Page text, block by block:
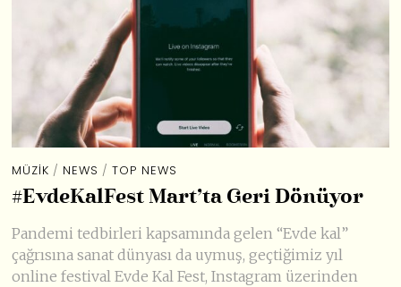
MÜZIK / NEWS / TOP NEWS
#EvdeKalFest Mart’ta Geri Dönüyor
Pandemi tedbirleri kapsamında gelen “Evde kal”
çağrısına sanat dünyası da uymuş, geçtiğimiz yıl
online festival Evde Kal Fest, Instagram üzerinden